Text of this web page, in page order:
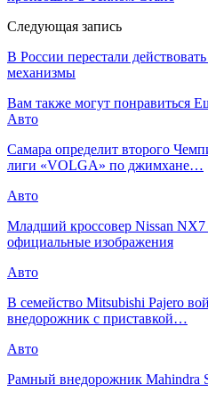
Следующая запись
В России перестали
механизмы
Вам также могут понравиться
Авто
Самара определит второго
лиги «VOLGA» по джимхане…
Авто
Младший кроссовер Nissan NX7
официальные изображения
Авто
В семейство Mitsubishi Pajero
внедорожник с приставкой…
Авто
Рамный внедорожник Mahindra